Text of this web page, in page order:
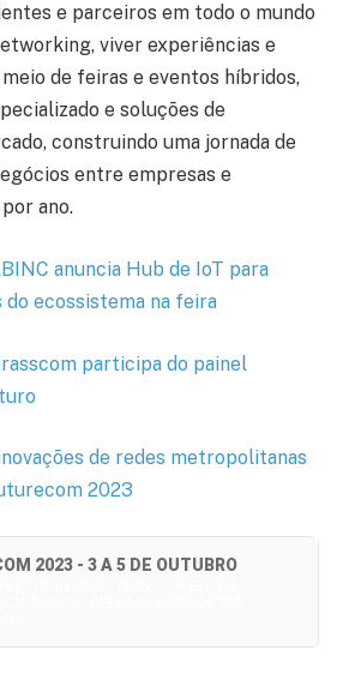
e parceiros em todo o mundo
viver experiências e
de feiras e eventos híbridos,
e soluções de
construindo uma jornada de
entre empresas e
ano.
anuncia Hub de IoT para
ecossistema na feira
participa do painel
de redes metropolitanas
2023
2023 - 3 A 5 DE OUTUBRO